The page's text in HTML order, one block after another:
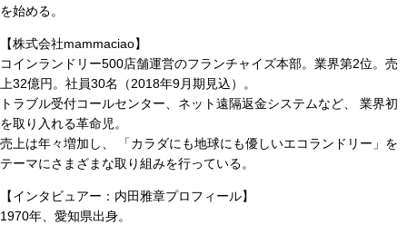
を始める。
【株式会社mammaciao】
コインランドリー500店舗運営のフランチャイズ本部。業界第2位。売
上32億円。社員30名（2018年9月期見込）。
トラブル受付コールセンター、ネット遠隔返金システムなど、 業界初
を取り入れる革命児。
売上は年々増加し、 「カラダにも地球にも優しいエコランドリー」を
テーマにさまざまな取り組みを行っている。
【インタビュアー：内田雅章プロフィール】
1970年、愛知県出身。